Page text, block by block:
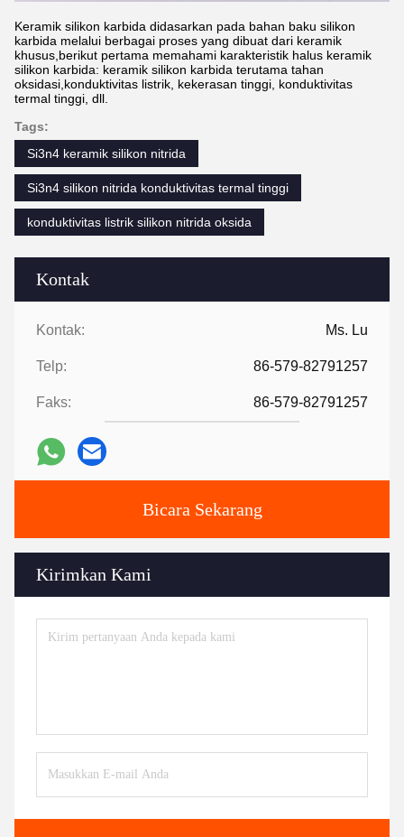
Kontak
Kontak: Ms. Lu
Telp: 86-579-82791257
Faks: 86-579-82791257
Bicara Sekarang
Kirimkan Kami
Keramik silikon karbida didasarkan pada bahan baku silikon
karbida melalui berbagai proses yang dibuat dari keramik
khusus,berikut pertama memahami karakteristik halus keramik
silikon karbida: keramik silikon karbida terutama tahan
oksidasi,konduktivitas listrik, kekerasan tinggi, konduktivitas
termal tinggi, dll.
Tags:
Si3n4 keramik silikon nitrida
Si3n4 silikon nitrida konduktivitas termal tinggi
konduktivitas listrik silikon nitrida oksida